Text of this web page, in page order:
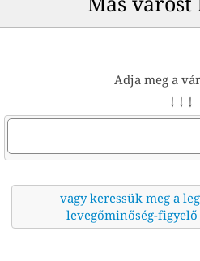
Adja meg a
↓ ↓ ↓
vagy keressük meg a
levegőminőség-